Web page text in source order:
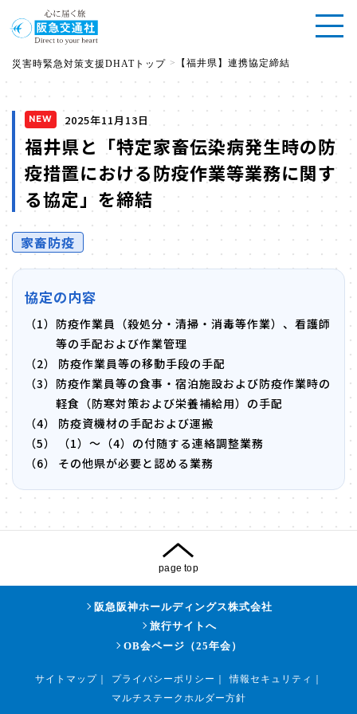
災害時緊急対策支援DHATトップ > 【福井県】連携協定締結
NEW 2025年11月13日
福井県と「特定家畜伝染病発生時の防
疫措置における防疫作業等業務に関す
る協定」を締結
家畜防疫
協定の内容
（1） 防疫作業員（殺処分・清掃・消毒等作業）、看護師
等の手配および作業管理
（2）
防疫作業員等の移動手段の手配
（3） 防疫作業員等の食事・宿泊施設および防疫作業時の
軽食（防寒対策および栄養補給用）の手配
（4）
防疫資機材の手配および運搬
（5）
（1）～（4）の付随する連絡調整業務
（6）
その他県が必要と認める業務
page top
阪急阪神ホールディングス株式会社
旅行サイトへ
OB会ページ（25年会）
サイトマップ｜ プライバシーポリシー 情報セキュリティ
マルチステークホルダー方針